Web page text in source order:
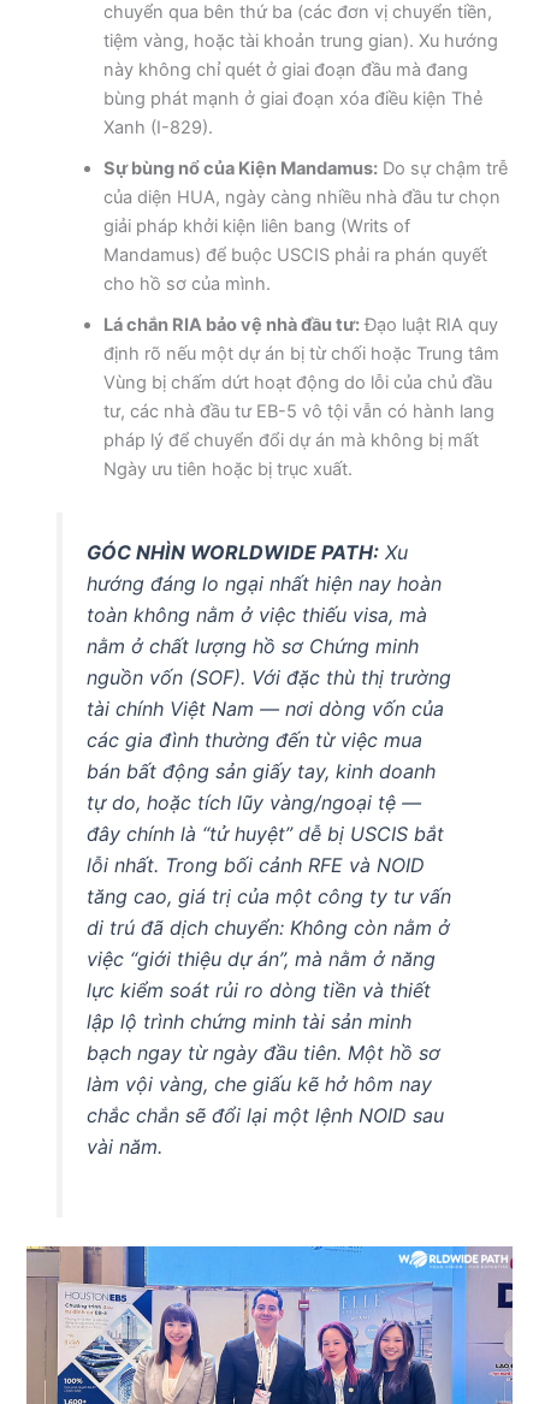
chuyển qua bên thứ ba (các đơn vị chuyển tiền,
tiệm vàng, hoặc tài khoản trung gian). Xu hướng
này không chỉ quét ở giai đoạn đầu mà đang
bùng phát mạnh ở giai đoạn xóa điều kiện Thẻ
Xanh (I-829).
Sự bùng nổ của Kiện Mandamus: Do sự chậm trễ
của diện HUA, ngày càng nhiều nhà đầu tư chọn
giải pháp khởi kiện liên bang (Writs of
Mandamus) để buộc USCIS phải ra phán quyết
cho hồ sơ của mình.
Lá chắn RIA bảo vệ nhà đầu tư:Đạo luật RIA quy
định rõ nếu một dự án bị từ chối hoặc Trung tâm
Vùng bị chấm dứt hoạt động do lỗi của chủ đầu
tư, các nhà đầu tư EB-5 vô tội vẫn có hành lang
pháp lý để chuyển đổi dự án mà không bị mất
Ngày ưu tiên hoặc bị trục xuất.
GÓC NHÌN WORLDWIDE PATH:Xu
hướng đáng lo ngại nhất hiện nay hoàn
toàn không nằm ở việc thiếu visa, mà
nằm ở chất lượng hồ sơ Chứng minh
nguồn vốn (SOF). Với đặc thù thị trường
tài chính Việt Nam — nơi dòng vốn của
các gia đình thường đến từ việc mua
bán bất động sản giấy tay, kinh doanh
tự do, hoặc tích lũy vàng/ngoại tệ —
đây chính là “tử huyệt” dễ bị USCIS bắt
lỗi nhất. Trong bối cảnh RFE và NOID
tăng cao, giá trị của một công ty tư vấn
di trú đã dịch chuyển: Không còn nằm ở
việc “giới thiệu dự án”, mà nằm ở năng
lực kiểm soát rủi ro dòng tiền và thiết
lập lộ trình chứng minh tài sản minh
bạch ngay từ ngày đầu tiên. Một hồ sơ
làm vội vàng, che giấu kẽ hở hôm nay
chắc chắn sẽ đổi lại một lệnh NOID sau
vài năm.